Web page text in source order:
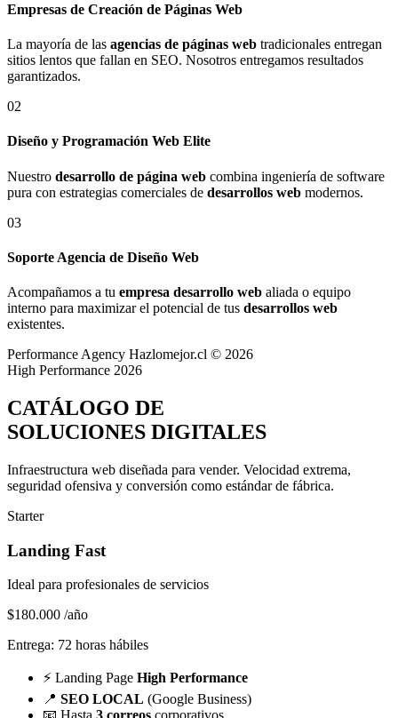
Empresas de Creación de Páginas Web
La mayoría de las agencias de páginas web tradicionales entregan
sitios lentos que fallan en SEO. Nosotros entregamos resultados
garantizados.
02
Diseño y Programación Web Elite
Nuestro desarrollo de página web combina ingeniería de software
pura con estrategias comerciales de desarrollos web modernos.
03
Soporte Agencia de Diseño Web
Acompañamos a tu empresa desarrollo web aliada o equipo
interno para maximizar el potencial de tus desarrollos web
existentes.
Performance Agency Hazlomejor.cl © 2026
High Performance 2026
CATÁLOGO DE
SOLUCIONES DIGITALES
Infraestructura web diseñada para vender. Velocidad extrema,
seguridad ofensiva y conversión como estándar de fábrica.
Starter
Landing Fast
Ideal para profesionales de servicios
$180.000 /año
Entrega: 72 horas hábiles
⚡ Landing Page High Performance
📍 SEO LOCAL (Google Business)